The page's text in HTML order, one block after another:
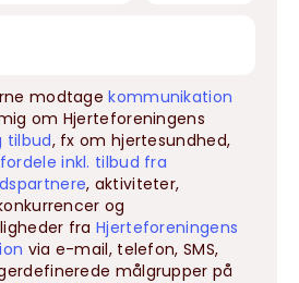
modtagekommunikation
om Hjerteforeningens
tilbud, fx om hjertesundhed,
inkl. tilbud fra
, aktiviteter,
og
fraHjerteforeningens
via e-mail, telefon, SMS,
målgrupper på